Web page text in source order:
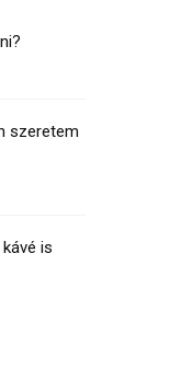
szeretem
is